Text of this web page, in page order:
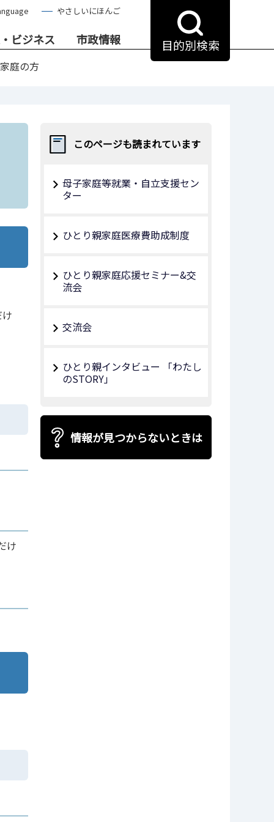
やさしいにほんご
ビジネス 市政情報 目的別検索
庭の方
け
このページも読まれています
母子家庭等就業・自立支援セン
ター
ひとり親家庭医療費助成制度
ひとり親家庭応援セミナー&交
流会
交流会
ひとり親インタビュー 「わたし
のSTORY」
情報が見つからないときは